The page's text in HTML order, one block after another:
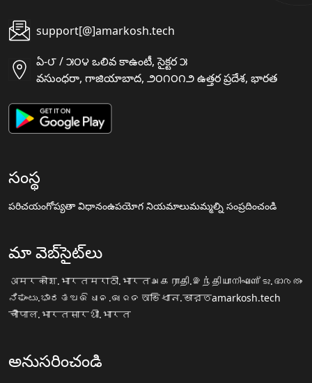
support[@]amarkosh.tech
ఏ-౮ / ౫౦౪ ఒలివ కాఉంటీ, సైక్టర ౫
వసుంధరా, గాజియాబాద, ౨౦౧౦౧౨ ఉత్తర ప్రదేశ, భారత
సంస్థ
పరిచయంగోప్యతా విధానంఉపయోగ నియమాలుమమ్మల్ని సంప్రదించండి
మా వెబ్‌సైట్‌లు
अमरकोश.भारतमराठी.भारतஅகராதி.இந்தியாനിഘണ്ടു.ഭാരതം
ನಿಘಂಟು.ಭಾರತ ଅଭିଧାନ.ଭାରତ অভিধান.ভারতamarkosh.tech
चौपाल.भारतसारथी.भारत
అనుసరించండి